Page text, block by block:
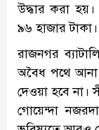
উদ্ধার করা
৯৬ হাজার টাকা।
রাজনগর
অবৈধ পথে আনা
দেওয়া হবে না।
গোয়েন্দা